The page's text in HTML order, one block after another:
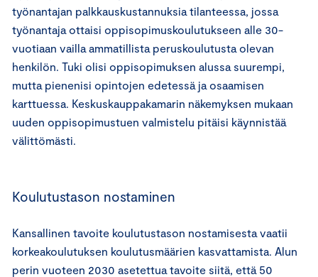
työnantajan palkkauskustannuksia tilanteessa, jossa
työnantaja ottaisi oppisopimuskoulutukseen alle 30-
vuotiaan vailla ammatillista peruskoulutusta olevan
henkilön. Tuki olisi oppisopimuksen alussa suurempi,
mutta pienenisi opintojen edetessä ja osaamisen
karttuessa. Keskuskauppakamarin näkemyksen mukaan
uuden oppisopimustuen valmistelu pitäisi käynnistää
välittömästi.
Koulutustason nostaminen
Kansallinen tavoite koulutustason nostamisesta vaatii
korkeakoulutuksen koulutusmäärien kasvattamista. Alun
perin vuoteen 2030 asetettua tavoite siitä, että 50